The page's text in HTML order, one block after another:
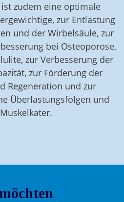
zudem eine optimale
zur Entlastung
und der Wirbelsäule, zur
bei Osteoporose,
zur Verbesserung der
zur Förderung der
Regeneration und zur
Überlastungsfolgen und